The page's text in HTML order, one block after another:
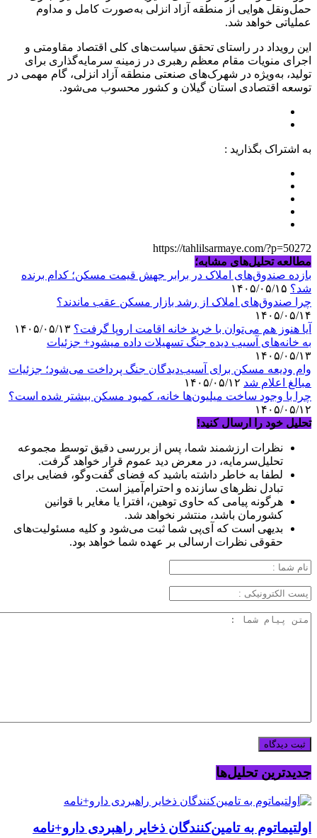
حمل‌ونقل هوایی از منطقه آزاد انزلی به‌صورت کامل و مداوم
عملیاتی خواهد شد.
این رویداد در راستای تحقق سیاست‌های کلی اقتصاد مقاومتی و
اجرای منویات مقام معظم رهبری در زمینه سرمایه‌گذاری برای
تولید، به‌ویژه در شهرک‌های صنعتی منطقه آزاد انزلی، گام مهمی در
توسعه اقتصادی استان گیلان و کشور محسوب می‌شود.
به اشتراک بگذارید :
https://tahlilsarmaye.com/?p=50272
مطالعه تحلیل‌های مشابه؛
بازده صندوق‌های املاک در برابر جهش قیمت مسکن؛ کدام برنده
شد؟
چرا صندوق‌های املاک از رشد بازار مسکن عقب ماندند؟
۱۴۰۵/۰۵/۱۴
آیا هنوز هم می‌توان با خرید خانه اقامت اروپا گرفت؟
به خانه‌های آسیب دیده جنگ تسهیلات داده میشود+ جزئیات
۱۴۰۵/۰۵/۱۳
وام ودیعه مسکن برای آسیب‌دیدگان جنگ پرداخت می‌شود؛ جزئیات
مبالغ اعلام شد
چرا با وجود ساخت میلیون‌ها خانه، کمبود مسکن بیشتر شده است؟
۱۴۰۵/۰۵/۱۲
تحلیل خود را ارسال کنید!
نظرات ارزشمند شما، پس از بررسی دقیق توسط مجموعه
تحلیل‌سرمایه، در معرض دید عموم قرار خواهد گرفت.
لطفا به خاطر داشته باشید که فضای گفت‌وگو، فضایی برای
تبادل نظرهای سازنده و احترام‌آمیز است.
هرگونه پیامی که حاوی توهین، افترا یا مغایر با قوانین
کشورمان باشد، منتشر نخواهد شد.
بدیهی است که آی‌پی شما ثبت می‌شود و کلیه مسئولیت‌های
حقوقی نظرات ارسالی بر عهده شما خواهد بود.
جدیدترین تحلیل‌ها
اولتیماتوم به تامین‌کنندگان ذخایر راهبردی دارو+نامه